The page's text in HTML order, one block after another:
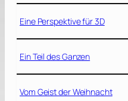
Eine Perspektive für 3D
Ein Teil des Ganzen
Vom Geist der Weihnacht